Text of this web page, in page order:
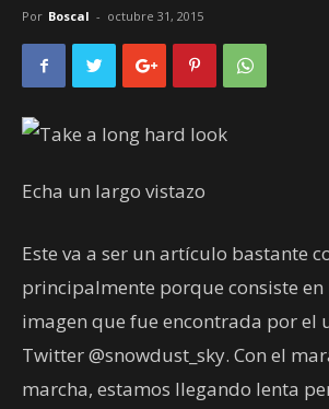
Por Boscal - octubre 31, 2015
Echa un largo vistazo
Este va a ser un artículo bastante
principalmente porque consiste en
imagen que fue encontrada por el
Twitter @snowdust_sky. Con el
marcha, estamos llegando lenta